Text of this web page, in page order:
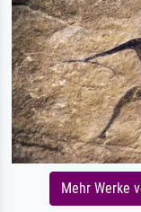
Mehr Werke